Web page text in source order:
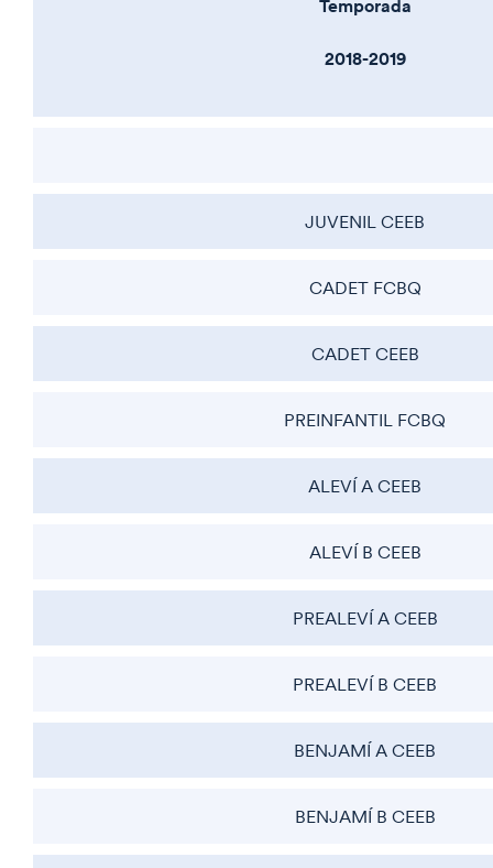
Temporada
2018-2019
JUVENIL CEEB
CADET FCBQ
CADET CEEB
PREINFANTIL FCBQ
ALEVÍ A CEEB
ALEVÍ B CEEB
PREALEVÍ A CEEB
PREALEVÍ B CEEB
BENJAMÍ A CEEB
BENJAMÍ B CEEB